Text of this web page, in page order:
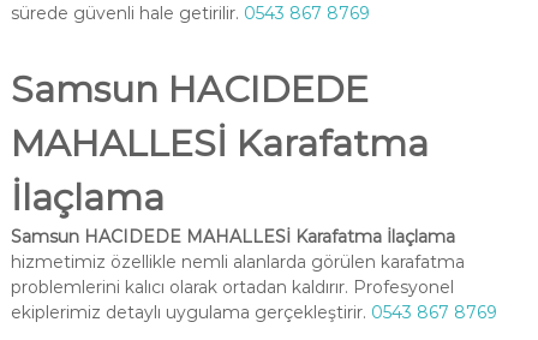
sürede güvenli hale getirilir. 0543 867 8769
Samsun HACIDEDE
MAHALLESİ Karafatma
İlaçlama
Samsun HACIDEDE MAHALLESİ Karafatma İlaçlama
hizmetimiz özellikle nemli alanlarda görülen karafatma
problemlerini kalıcı olarak ortadan kaldırır. Profesyonel
ekiplerimiz detaylı uygulama gerçekleştirir. 0543 867 8769